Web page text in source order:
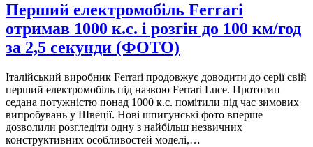
Перший електромобіль Ferrari
отримав 1000 к.с. і розгін до 100 км/год
за 2,5 секунди (ФОТО)
Італійський виробник Ferrari продовжує доводити до серії свій
перший електромобіль під назвою Ferrari Luce. Прототип
седана потужністю понад 1000 к.с. помітили під час зимових
випробувань у Швеції. Нові шпигунські фото вперше
дозволили розгледіти одну з найбільш незвичних
конструктивних особливостей моделі,…